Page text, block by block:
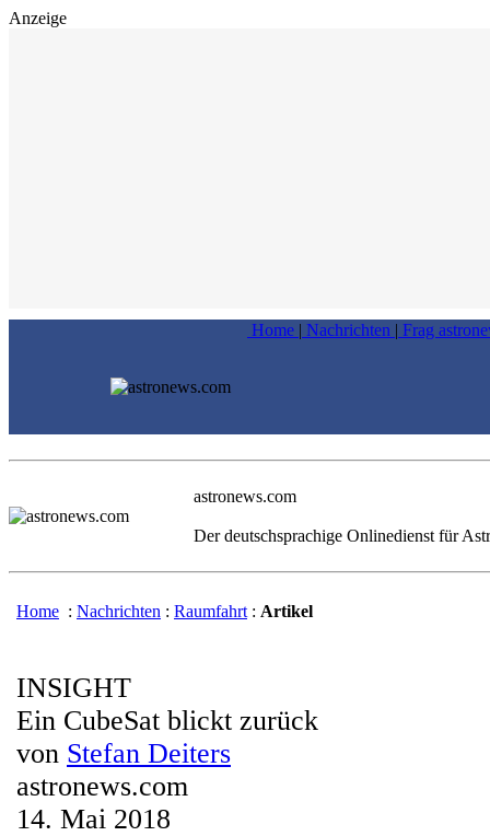
Anzeige
Home | Nachrichten | Frag
astronews.com
Der deutschsprachige Onlinedienst für
Home : Nachrichten : Raumfahrt : Artikel
INSIGHT
Ein CubeSat blickt zurück
von Stefan Deiters
astronews.com
14. Mai 2018